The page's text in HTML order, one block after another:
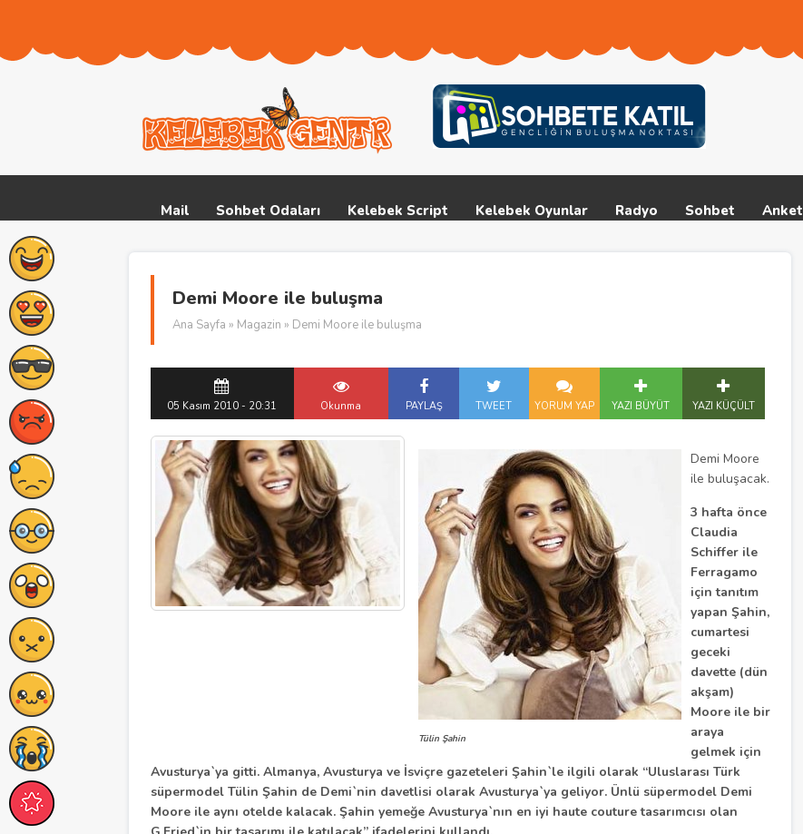
Mail Sohbet Odaları Kelebek Script Kelebek Oyunlar Radyo Sohbet Anket
Demi Moore ile buluşma
Ana Sayfa » Magazin » Demi Moore ile buluşma
05 Kasım 2010 - 20:31 Okunma PAYLAŞ TWEET YORUM YAP YAZI BÜYÜT YAZI KÜÇÜLT
Tülin Şahin
Demi Moore
ile buluşacak.
3 hafta önce
Claudia
Schiffer ile
Ferragamo
için tanıtım
yapan Şahin,
cumartesi
geceki
davette (dün
akşam)
Moore ile bir
araya
gelmek için
Avusturya`ya gitti. Almanya, Avusturya ve İsviçre gazeteleri Şahin`le ilgili olarak “Uluslarası Türk
süpermodel Tülin Şahin de Demi`nin davetlisi olarak Avusturya`ya geliyor. Ünlü süpermodel Demi
Moore ile aynı otelde kalacak. Şahin yemeğe Avusturya`nın en iyi haute couture tasarımcısı olan